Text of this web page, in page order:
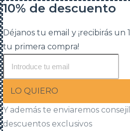
10% de descuento
Déjanos tu email y ¡recibirás un
tu primera compra!
LO QUIERO
Y además te enviaremos
descuentos exclusivos